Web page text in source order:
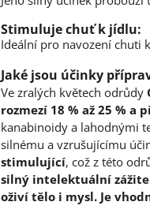
Stimuluje chuť k jídlu:
Ideální pro navození chuti
Jaké jsou účinky
Ve zralých květech odrůdy
rozmezí 18 % až 25 % a
kanabinoidy a lahodnými
silnému a vzrušujícímu
stimulující, což z této
silný intelektuální
oživí tělo i mysl. Je